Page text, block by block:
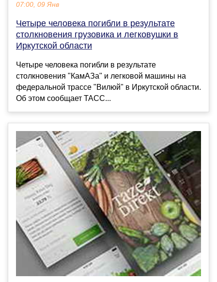
07:00, 09 Янв
Четыре человека погибли в результате
столкновения грузовика и легковушки в
Иркутской области
Четыре человека погибли в результате
столкновения "КамАЗа" и легковой машины на
федеральной трассе "Вилюй" в Иркутской области.
Об этом сообщает ТАСС...